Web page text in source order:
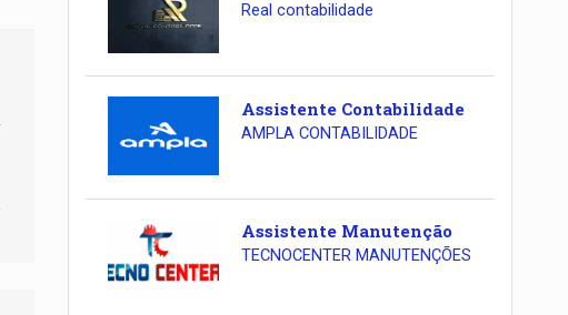
Real contabilidade
Assistente Contabilidade
AMPLA CONTABILIDADE
Assistente Manutenção
TECNOCENTER MANUTENÇÕES